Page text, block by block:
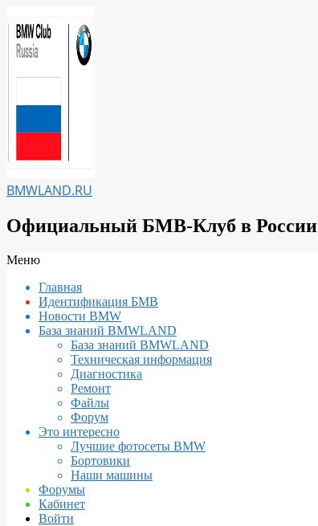
к
содержимому
BMWLAND.RU
Официальный БМВ-Клуб в России
Вторичное
навигации
Меню
Главная
Идентификация БМВ
Новости BMW
База знаний BMWLAND
База знаний BMWLAND
Техническая информация
Диагностика
Ремонт
Файлы
Форум
Это интересно
Лучшие фотосеты BMW
Бортовики
Наши машины
Форумы
Кабинет
Войти